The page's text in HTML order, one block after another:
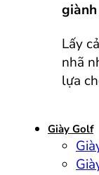
Lấy
nhã
lựa
Giày Golf